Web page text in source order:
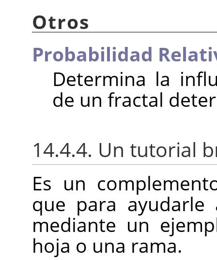
Otros
Probabilidad
Determina la
de un fractal
14.4.4. Un tutorial
Es un
que para
mediante un
hoja o una rama.